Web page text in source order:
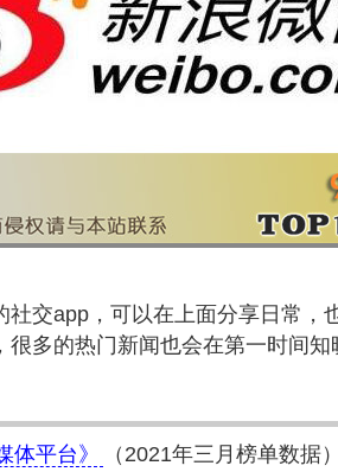
社交app，可以在上面分享日常，
很多的热门新闻也会在第一时间
体平台》 （2021年三月榜单数据